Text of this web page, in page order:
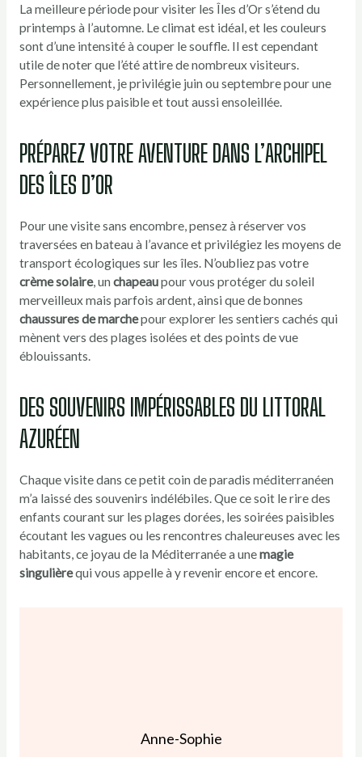
La meilleure période pour visiter les Îles d’Or s’étend du
printemps à l’automne. Le climat est idéal, et les couleurs
sont d’une intensité à couper le souffle. Il est cependant
utile de noter que l’été attire de nombreux visiteurs.
Personnellement, je privilégie juin ou septembre pour une
expérience plus paisible et tout aussi ensoleillée.
PRÉPAREZ VOTRE AVENTURE DANS L’ARCHIPEL
DES ÎLES D’OR
Pour une visite sans encombre, pensez à réserver vos
traversées en bateau à l’avance et privilégiez les moyens de
transport écologiques sur les îles. N’oubliez pas votre
crème solaire, un chapeaupour vous protéger du soleil
merveilleux mais parfois ardent, ainsi que de bonnes
chaussures de marchepour explorer les sentiers cachés qui
mènent vers des plages isolées et des points de vue
éblouissants.
DES SOUVENIRS IMPÉRISSABLES DU LITTORAL
AZURÉEN
Chaque visite dans ce petit coin de paradis méditerranéen
m’a laissé des souvenirs indélébiles. Que ce soit le rire des
enfants courant sur les plages dorées, les soirées paisibles
écoutant les vagues ou les rencontres chaleureuses avec les
habitants, ce joyau de la Méditerranée a unemagie
singulièrequi vous appelle à y revenir encore et encore.
Anne-Sophie